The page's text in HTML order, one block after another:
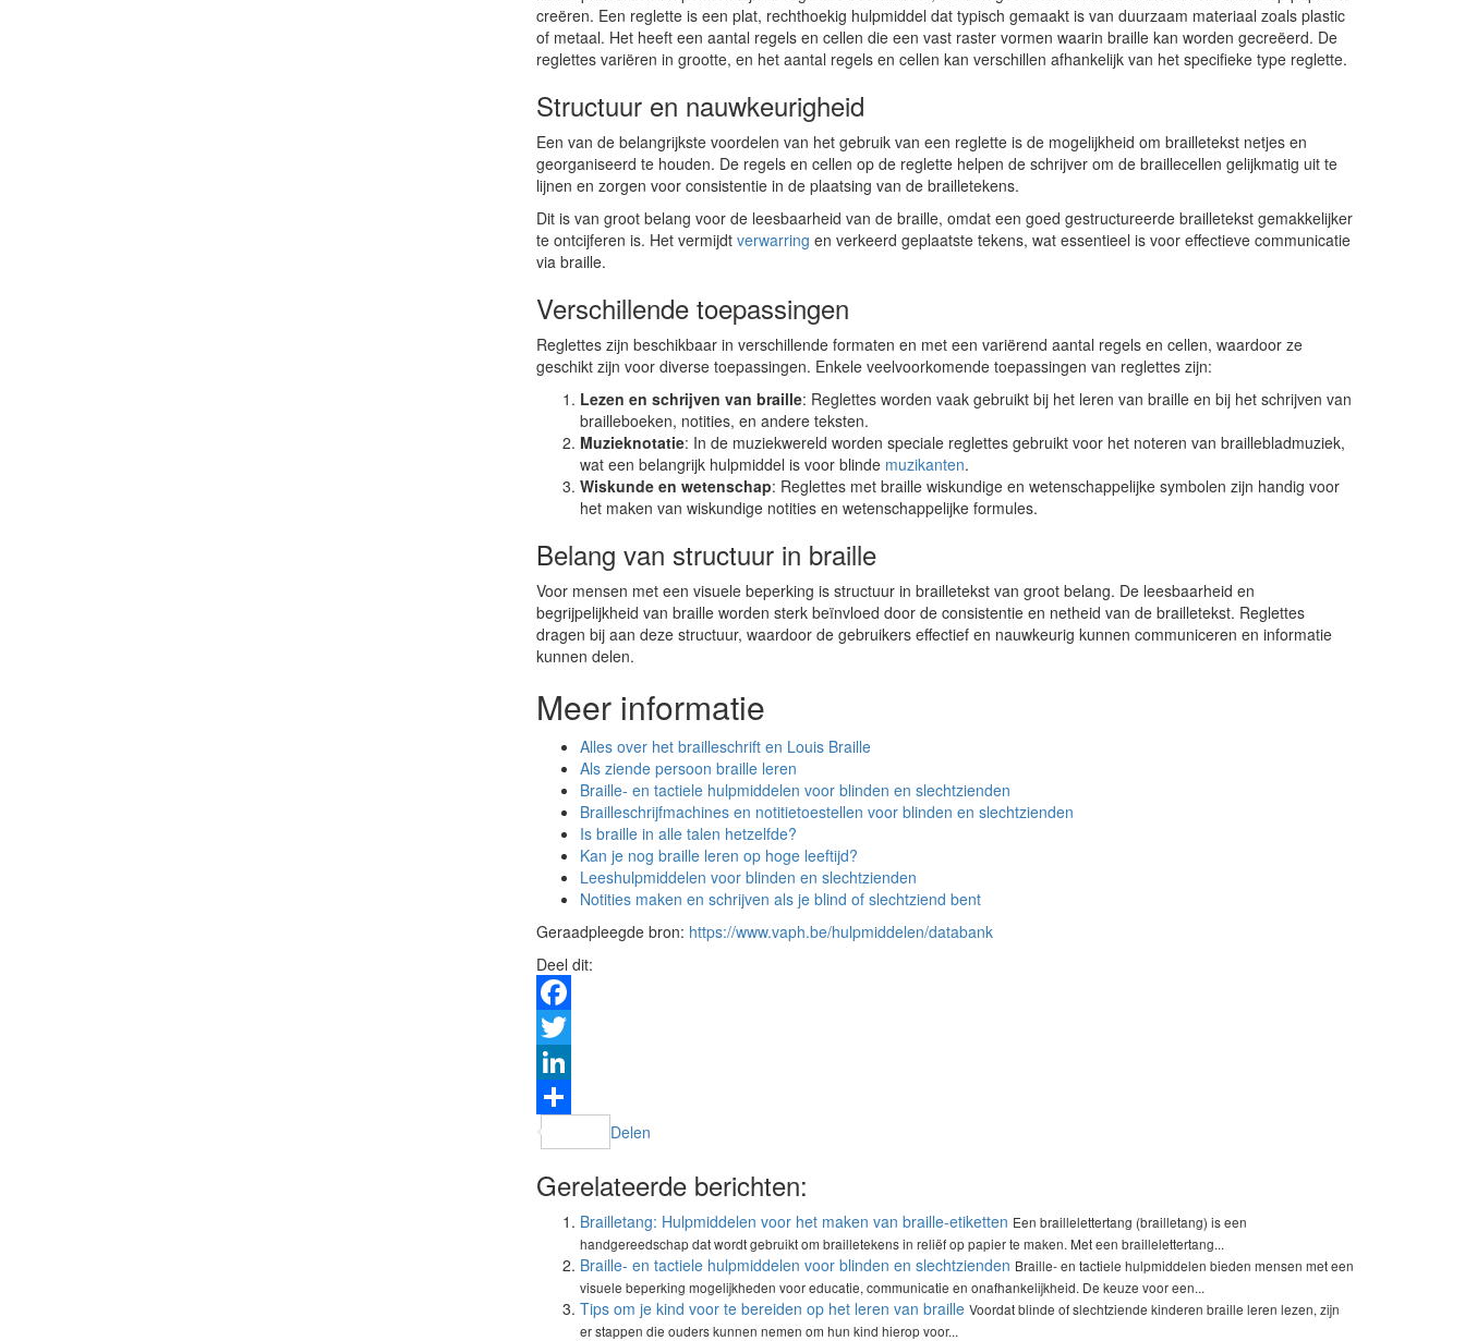
creëren. Een reglette is een plat, rechthoekig hulpmiddel dat typisch gemaakt is van duurzaam materiaal zoals plastic
of metaal. Het heeft een aantal regels en cellen die een vast raster vormen waarin braille kan worden gecreëerd. De
reglettes variëren in grootte, en het aantal regels en cellen kan verschillen afhankelijk van het specifieke type reglette.
Structuur en nauwkeurigheid
Een van de belangrijkste voordelen van het gebruik van een reglette is de mogelijkheid om brailletekst netjes en
georganiseerd te houden. De regels en cellen op de reglette helpen de schrijver om de braillecellen gelijkmatig uit te
lijnen en zorgen voor consistentie in de plaatsing van de brailletekens.
Dit is van groot belang voor de leesbaarheid van de braille, omdat een goed gestructureerde brailletekst gemakkelijker
te ontcijferen is. Het vermijdt verwarring en verkeerd geplaatste tekens, wat essentieel is voor effectieve communicatie
via braille.
Verschillende toepassingen
Reglettes zijn beschikbaar in verschillende formaten en met een variërend aantal regels en cellen, waardoor ze
geschikt zijn voor diverse toepassingen. Enkele veelvoorkomende toepassingen van reglettes zijn:
Lezen en schrijven van braille: Reglettes worden vaak gebruikt bij het leren van braille en bij het schrijven van
brailleboeken, notities, en andere teksten.
Muzieknotatie: In de muziekwereld worden speciale reglettes gebruikt voor het noteren van braillebladmuziek,
wat een belangrijk hulpmiddel is voor blinde muzikanten.
Wiskunde en wetenschap: Reglettes met braille wiskundige en wetenschappelijke symbolen zijn handig voor
het maken van wiskundige notities en wetenschappelijke formules.
Belang van structuur in braille
Voor mensen met een visuele beperking is structuur in brailletekst van groot belang. De leesbaarheid en
begrijpelijkheid van braille worden sterk beïnvloed door de consistentie en netheid van de brailletekst. Reglettes
dragen bij aan deze structuur, waardoor de gebruikers effectief en nauwkeurig kunnen communiceren en informatie
kunnen delen.
Meer informatie
Alles over het brailleschrift en Louis Braille
Als ziende persoon braille leren
Braille- en tactiele hulpmiddelen voor blinden en slechtzienden
Brailleschrijfmachines en notitietoestellen voor blinden en slechtzienden
Is braille in alle talen hetzelfde?
Kan je nog braille leren op hoge leeftijd?
Leeshulpmiddelen voor blinden en slechtzienden
Notities maken en schrijven als je blind of slechtziend bent
Geraadpleegde bron: https://www.vaph.be/hulpmiddelen/databank
Deel dit:
Facebook
Twitter
LinkedIn
Delen
Gerelateerde berichten:
Brailletang: Hulpmiddelen voor het maken van braille-etiketten Een braillelettertang (brailletang) is een
handgereedschap dat wordt gebruikt om brailletekens in reliëf op papier te maken. Met een braillelettertang...
Braille- en tactiele hulpmiddelen voor blinden en slechtzienden Braille- en tactiele hulpmiddelen bieden mensen met een
visuele beperking mogelijkheden voor educatie, communicatie en onafhankelijkheid. De keuze voor een...
Tips om je kind voor te bereiden op het leren van braille Voordat blinde of slechtziende kinderen braille leren lezen, zijn
er stappen die ouders kunnen nemen om hun kind hierop voor...